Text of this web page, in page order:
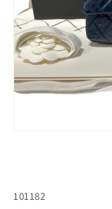
SKU:
101182